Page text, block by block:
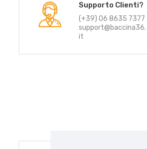
Supporto Clienti?
(+39) 06 8635 7377
support@baccina36.
it